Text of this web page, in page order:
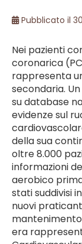
Pubblicato il
Nei pazienti
coronarica
rappresenta
secondaria.
su database
evidenze sul
della sua
oltre 8.000
informazioni
aerobico
stati suddivisi
nuovi
mantenimento
era